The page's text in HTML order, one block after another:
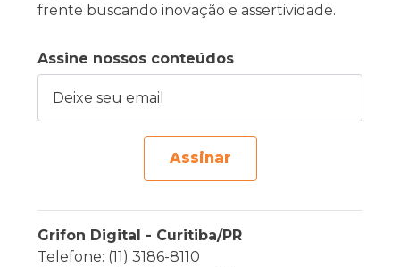
frente buscando inovação e assertividade.
Assine nossos conteúdos
Assinar
Grifon Digital - Curitiba/PR
Telefone: (11) 3186-8110